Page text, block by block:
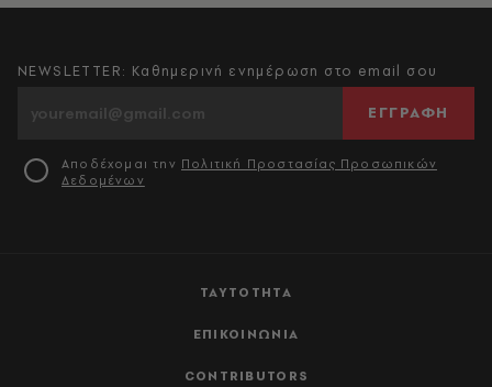
ΤΑΥΤΟΤΗΤΑ
ΕΠΙΚΟΙΝΩΝΙΑ
CONTRIBUTORS
NEWSLETTER: Καθημερινή ενημέρωση στο email σου
ΕΓΓΡΑΦΗ
Αποδέχομαι την Πολιτική Προστασίας Προσωπικών
Δεδομένων